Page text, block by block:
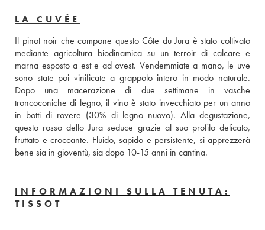
LA CUVÉE
Il pinot noir che compone questo Côte du Jura è stato coltivato
mediante agricoltura biodinamica su un terroir di calcare e
marna esposto a est e ad ovest. Vendemmiate a mano, le uve
sono state poi vinificate a grappolo intero in modo naturale.
Dopo una macerazione di due settimane in vasche
troncoconiche di legno, il vino è stato invecchiato per un anno
in botti di rovere (30% di legno nuovo). Alla degustazione,
questo rosso dello Jura seduce grazie al suo profilo delicato,
fruttato e croccante. Fluido, sapido e persistente, si apprezzerà
INFORMAZIONI SULLA TENUTA:
TISSOT